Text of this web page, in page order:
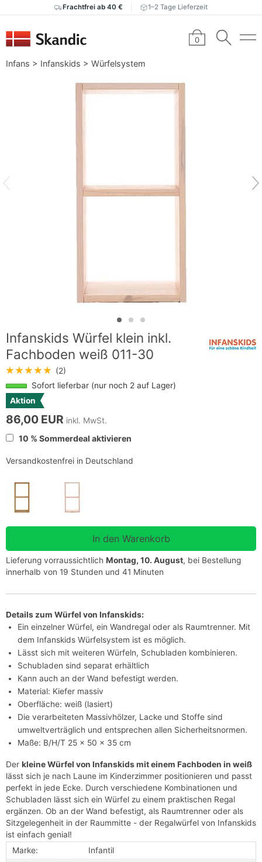
Frachtfrei ab 40 € 1–2 Tage Lieferzeit
0
Infans > Infanskids > Würfelsystem
Infanskids Würfel klein inkl.
Fachboden weiß 011-30
★★★★★ (2)
Sofort lieferbar (nur noch 2 auf Lager)
Aktion
86,00 EUR inkl. MwSt.
10 % Sommerdeal aktivieren
Versandkostenfrei in Deutschland
Lieferung vorraussichtlich Montag, 10. August, bei Bestellung
innerhalb von 19 Stunden und 41 Minuten
Details zum Würfel von Infanskids:
Ein einzelner Würfel, ein Wandregal oder als Raumtrenner. Mit
dem Infanskids Würfelsystem ist es möglich.
Lässt sich mit weiteren Würfeln, Schubladen kombinieren.
Schubladen sind separat erhältlich
Kann auch an der Wand befestigt werden.
Material: Kiefer massiv
Oberfläche: weiß (lasiert)
Die verarbeiteten Massivhölzer, Lacke und Stoffe sind
umweltverträglich und entsprechen allen Sicherheitsnormen.
Maße: B/H/T 25 x 50 x 35 cm
Der kleine Würfel von Infanskids mit einem Fachboden in weiß
lässt sich je nach Laune im Kinderzimmer positionieren und passt
perfekt in jede Ecke. Durch verschiedene Kombinationen und
Schubladen lässt sich ein Würfel zu einem praktischen Regal
ergänzen. Ob an der Wand befestigt, als Raumtrenner oder als
Sitzgelegenheit in der Raummitte - der Regalwürfel von Infanskids
ist einfach genial!
Marke:
Infantil